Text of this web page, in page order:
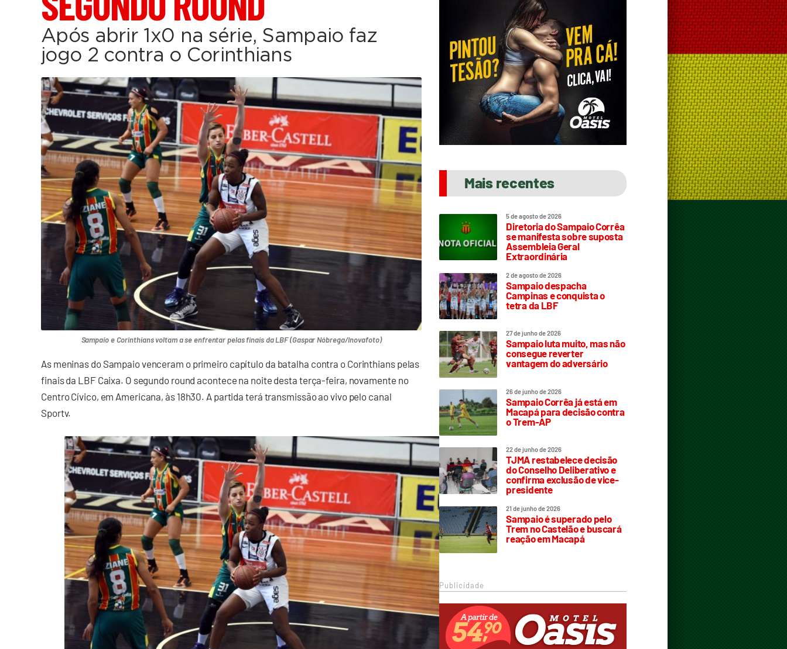
Após abrir 1x0 na série, Sampaio faz
jogo 2 contra o Corinthians
Sampaio e Corinthians voltam a se enfrentar pelas finais da LBF (Gaspar Nóbrega/Inovafoto)
As meninas do Sampaio venceram o primeiro capítulo da batalha contra o Corinthians pelas
finais da LBF Caixa. O segundo round acontece na noite desta terça-feira, novamente no
Centro Cívico, em Americana, às 18h30. A partida terá transmissão ao vivo pelo canal
Sportv.
Mais recentes
5 de agosto de 2026
Diretoria do Sampaio Corrêa
se manifesta sobre suposta
Assembleia Geral
Extraordinária
2 de agosto de 2026
Sampaio despacha
Campinas e conquista o
tetra da LBF
27 de junho de 2026
Sampaio luta muito, mas não
consegue reverter
vantagem do adversário
26 de junho de 2026
Sampaio Corrêa já está em
Macapá para decisão contra
o Trem-AP
22 de junho de 2026
TJMA restabelece decisão
do Conselho Deliberativo e
confirma exclusão de vice-
presidente
21 de junho de 2026
Sampaio é superado pelo
Trem no Castelão e buscará
reação em Macapá
Publicidade